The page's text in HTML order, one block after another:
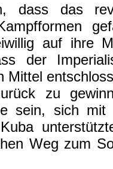
dass das
auf ihre
der
Mittel
zu
sein, sich
Weg zum